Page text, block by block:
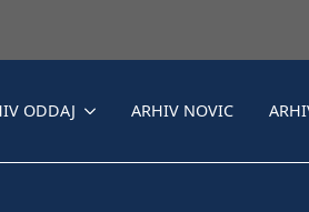
ODDAJ ARHIV NOVIC